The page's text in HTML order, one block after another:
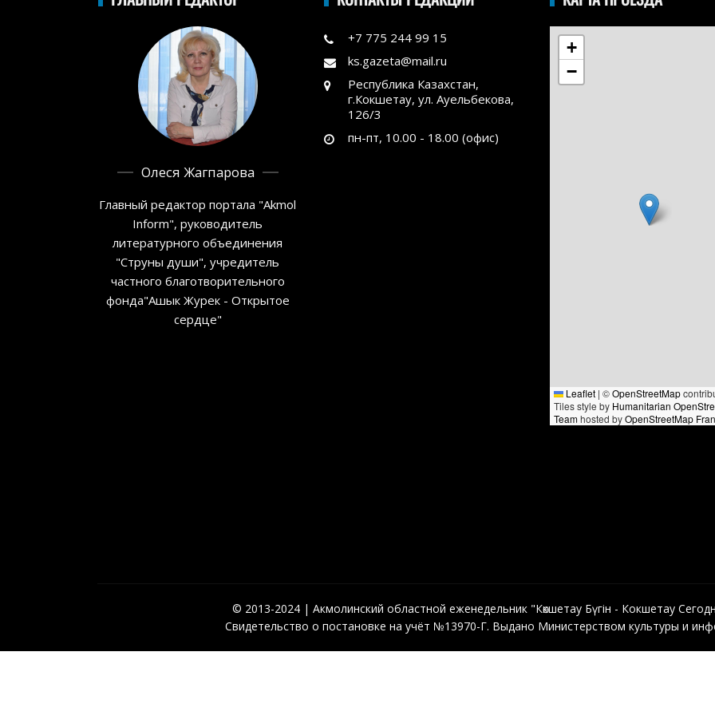
Олеся Жагпарова
Главный редактор портала "Akmol
Inform", руководитель
литературного объединения
"Струны души", учредитель
частного благотворительного
фонда"Ашык Журек - Открытое
сердце"
+7 775 244 99 15
ks.gazeta@mail.ru
Республика Казахстан,
г.Кокшетау, ул. Ауельбекова,
126/3
пн-пт, 10.00 - 18.00 (офис)
+
−
Leaflet | ©OpenStreetMap
Tiles style by Humanitarian
Teamhosted byOpenStreetMap
© 2013-2024 | Акмолинский областной еженедельник "Көкшетау Бүгін - Кокшетау
Свидетельство о постановке на учёт №13970-Г. Выдано Министерством культуры и